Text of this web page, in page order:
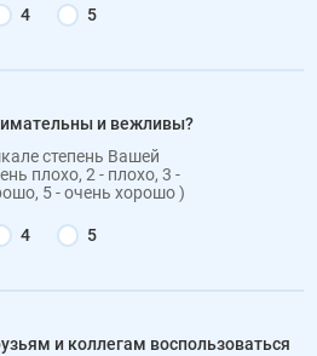
4 5
и вежливы?
степень Вашей
плохо, 2 - плохо, 3 -
5 - очень хорошо )
4 5
и коллегам воспользоваться